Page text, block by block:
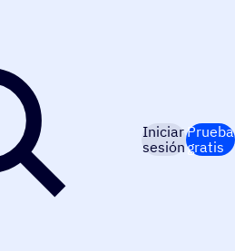
Iniciar
sesión
Prueba
gratis